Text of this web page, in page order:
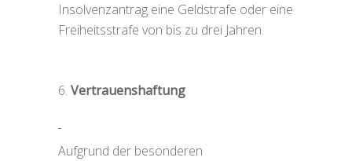
Insolvenzantrag eine Geldstrafe oder eine
Freiheitsstrafe von bis zu drei Jahren.
Vertrauenshaftung
Aufgrund der besonderen